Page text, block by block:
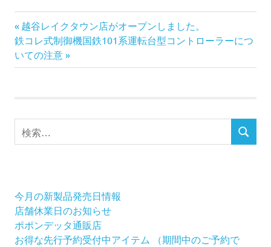
投
稿
ゲ
ョ
ン
前
の
記
事:
越谷レイクタウン店がオープンしました。
次
の
記
鉄コレ式制御機国鉄101系運転台型コントローラーにつ
いての注意
検
索
検
今月の新製品発売日情報
店舗休業日のお知らせ
ポポンデッタ通販店
お得な先行予約受付中アイテム （期間中のご予約で